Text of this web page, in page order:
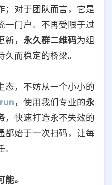
；对于团队而言，它是
一门户。不再受限于过
， 永久群二维码为组
而稳定的桥梁。
态，不妨从一个小小的
，使用我们专业的永
，快速打造永不失效的
都始于一次扫码，让每
。